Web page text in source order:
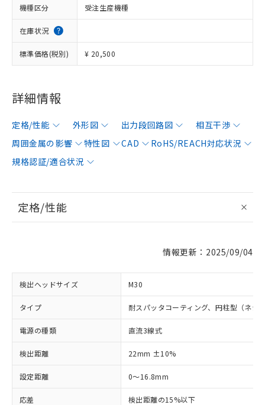
機種区分 受注生産機種
在庫状況
標準価格(税別) ¥ 20,500
詳細情報
定格/性能 外形図 出力段回路図
相互干渉
周囲金属の影響
特性図 CAD
RoHS/REACH対応状況
規格認証/適合状況
定格/性能
情報更新：2025/09/04
検出ヘッドサイズ M30
タイプ 耐スパッタコーティング、円柱型（ネジ
電源の種類 直流3線式
検出距離 22mm ±10%
設定距離 0～16.8mm
応差 検出距離の15%以下